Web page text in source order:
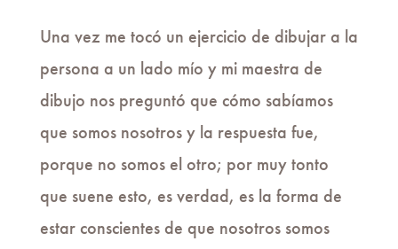
Una vez me tocó un ejercicio de dibujar a la
persona a un lado mío y mi maestra de
dibujo nos preguntó que cómo sabíamos
que somos nosotros y la respuesta fue,
porque no somos el otro; por muy tonto
que suene esto, es verdad, es la forma de
estar conscientes de que nosotros somos